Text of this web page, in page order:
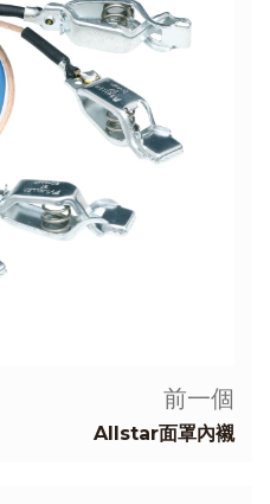
前一個
Allstar面罩內襯